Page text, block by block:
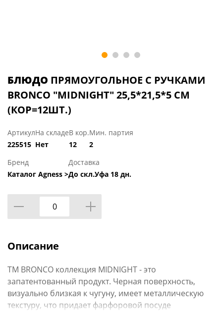
БЛЮДО ПРЯМОУГОЛЬНОЕ С РУЧКАМИ
BRONCO "MIDNIGHT" 25,5*21,5*5 СМ
(КОР=12ШТ.)
Артикул
225515
На складе
Нет
В кор.
12
Мин. партия
2
Бренд
Каталог Agness >
Доставка
До скл.Уфа 18 дн.
Описание
ТМ BRONCO коллекция MIDNIGHT - это
запатентованный продукт. Черная поверхность,
визуально близкая к чугуну, имеет металлическую
текстуру, что придает фарфоровой посуде